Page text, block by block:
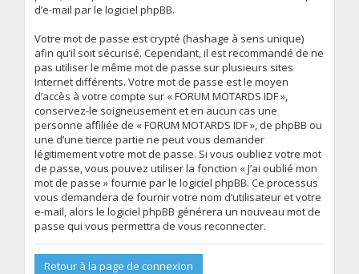
d’e-mail par le logiciel phpBB.
Votre mot de passe est crypté (hashage à sens unique)
afin qu’il soit sécurisé. Cependant, il est recommandé de ne
pas utiliser le même mot de passe sur plusieurs sites
Internet différents. Votre mot de passe est le moyen
d’accès à votre compte sur « FORUM MOTARDS IDF »,
conservez-le soigneusement et en aucun cas une
personne affiliée de « FORUM MOTARDS IDF », de phpBB ou
une d’une tierce partie ne peut vous demander
légitimement votre mot de passe. Si vous oubliez votre mot
de passe, vous pouvez utiliser la fonction « J’ai oublié mon
mot de passe » fournie par le logiciel phpBB. Ce processus
vous demandera de fournir votre nom d’utilisateur et votre
e-mail, alors le logiciel phpBB générera un nouveau mot de
passe qui vous permettra de vous reconnecter.
Retour à la page de connexion